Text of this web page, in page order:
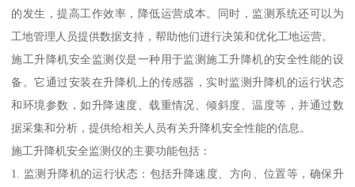
的发生，提高工作效率，降低运营成本。同时，监测系统还可以为
工地管理人员提供数据支持，帮助他们进行决策和优化工地运营。
施工升降机安全监测仪是一种用于监测施工升降机的安全性能的设
备。它通过安装在升降机上的传感器，实时监测升降机的运行状态
和环境参数，如升降速度、载重情况、倾斜度、温度等，并通过数
据采集和分析，提供给相关人员有关升降机安全性能的信息。
施工升降机安全监测仪的主要功能包括：
1. 监测升降机的运行状态：包括升降速度、方向、位置等，确保升